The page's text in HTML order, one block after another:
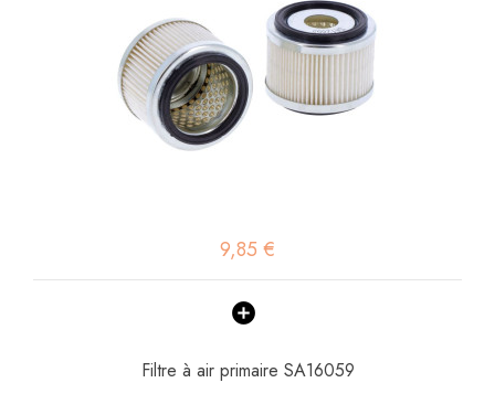
9,85 €
Filtre à air primaire SA16059